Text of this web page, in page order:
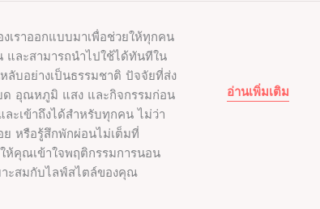
เราออกแบบมาเพื่อช่วยให้ทุกคน
และสามารถนำไปใช้ได้ทันทีใน
ลับอย่างเป็นธรรมชาติ ปัจจัยที่ส่ง
ด อุณหภูมิ แสง และกิจกรรมก่อน
ะเข้าถึงได้สำหรับทุกคน ไม่ว่า
หรือรู้สึกพักผ่อนไม่เต็มที่
ห้คุณเข้าใจพฤติกรรมการนอน
าะสมกับไลฟ์สไตล์ของคุณ
อ่านเพิ่มเติม